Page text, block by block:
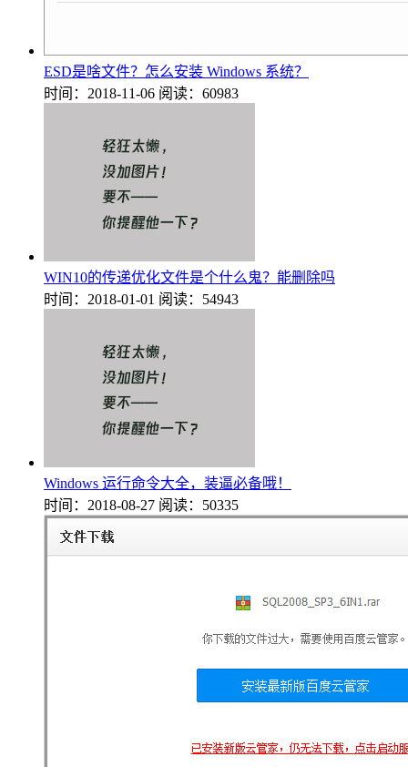
ESD是啥文件？怎么安装 Windows 系统？
时间：2018-11-06 阅读：60983
WIN10的传递优化文件是个什么鬼？能删除吗
时间：2018-01-01 阅读：54943
Windows 运行命令大全，装逼必备哦！
时间：2018-08-27 阅读：50335